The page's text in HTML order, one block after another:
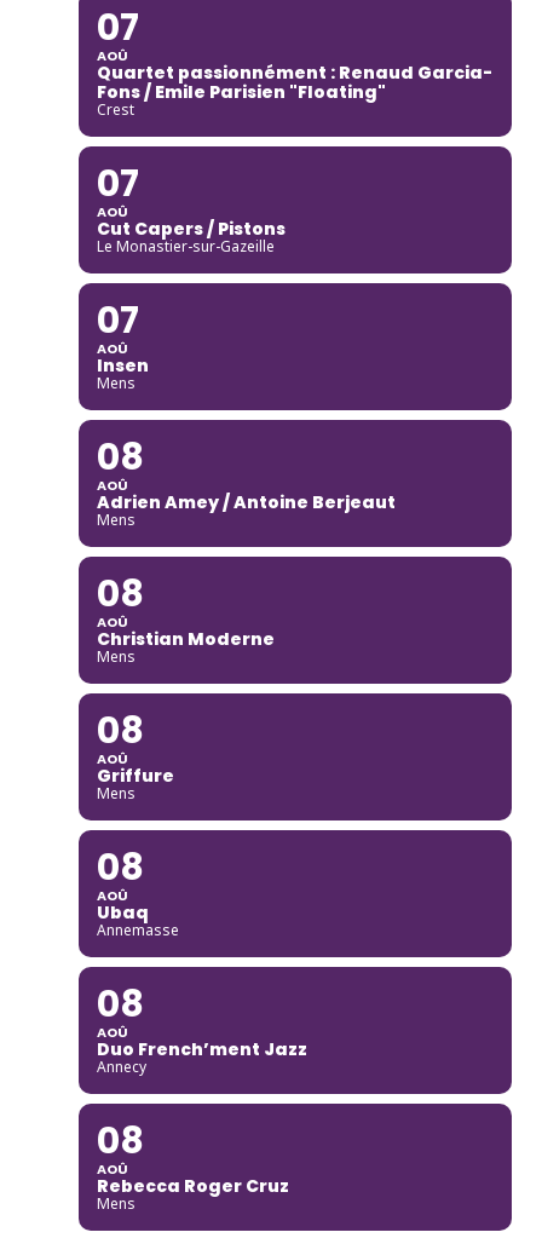
07
AOÛ
Quartet passionnément : Renaud Garcia-
Fons / Emile Parisien "Floating"
Crest
07
AOÛ
Cut Capers / Pistons
Le Monastier-sur-Gazeille
07
AOÛ
Insen
Mens
08
AOÛ
Adrien Amey / Antoine Berjeaut
Mens
08
AOÛ
Christian Moderne
Mens
08
AOÛ
Griffure
Mens
08
AOÛ
Ubaq
Annemasse
08
AOÛ
Duo French’ment Jazz
Annecy
08
AOÛ
Rebecca Roger Cruz
Mens